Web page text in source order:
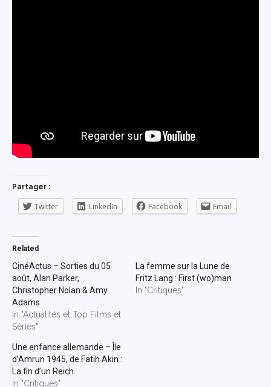
Partager :
Twitter LinkedIn Facebook Email
Related
CinéActus – Sorties du 05
août, Alan Parker,
Christopher Nolan & Amy
Adams
In "Actualités et Top Films et
Séries"
La femme sur la Lune de
Fritz Lang : First (wo)man
In "Critiques"
Une enfance allemande – Île
d’Amrun 1945, de Fatih Akin :
La fin d’un Reich
In "Critiques"